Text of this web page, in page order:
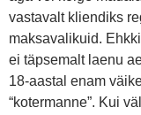
vastavalt kliendiks
maksavalikuid.
ei täpsemalt laenu
18-aastal enam
“kotermanne”. Kui